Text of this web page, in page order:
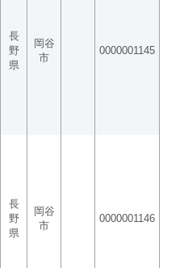
長
野
県
岡谷
市
0000001145
長
野
県
岡谷
市
0000001146